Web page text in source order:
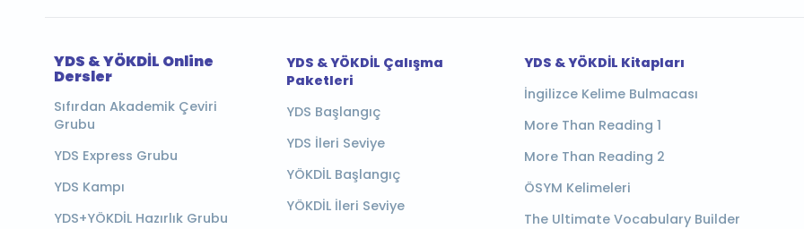
YDS & YÖKDİL Online
Dersler
Sıfırdan Akademik Çeviri
Grubu
YDS Express Grubu
YDS Kampı
YDS+YÖKDİL Hazırlık Grubu
YDS & YÖKDİL Çalışma
Paketleri
YDS Başlangıç
YDS İleri Seviye
YÖKDİL Başlangıç
YÖKDİL İleri Seviye
YDS & YÖKDİL Kitapları
İngilizce Kelime Bulmacası
More Than Reading 1
More Than Reading 2
ÖSYM Kelimeleri
The Ultimate Vocabulary Builder